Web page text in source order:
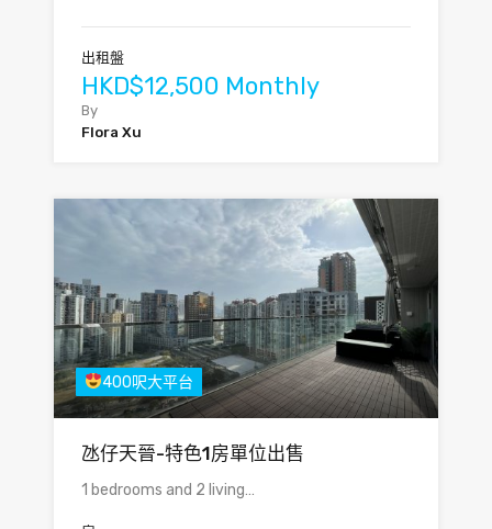
出租盤
HKD$12,500 Monthly
By
Flora Xu
400呎大平台
氹仔天晉-特色1房單位出售
1 bedrooms and 2 living…